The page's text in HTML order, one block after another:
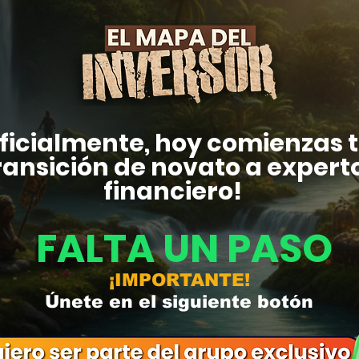
hoy comienzas
de novato a
financiero!
¡IMPORTANTE!
Únete en el siguiente botón
FALTA UN PASO